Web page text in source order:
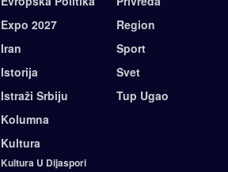
Expo 2027
Iran
Istorija
Istraži Srbiju
Kolumna
Kultura
Kultura U Dijaspori
Region
Sport
Svet
Tup Ugao